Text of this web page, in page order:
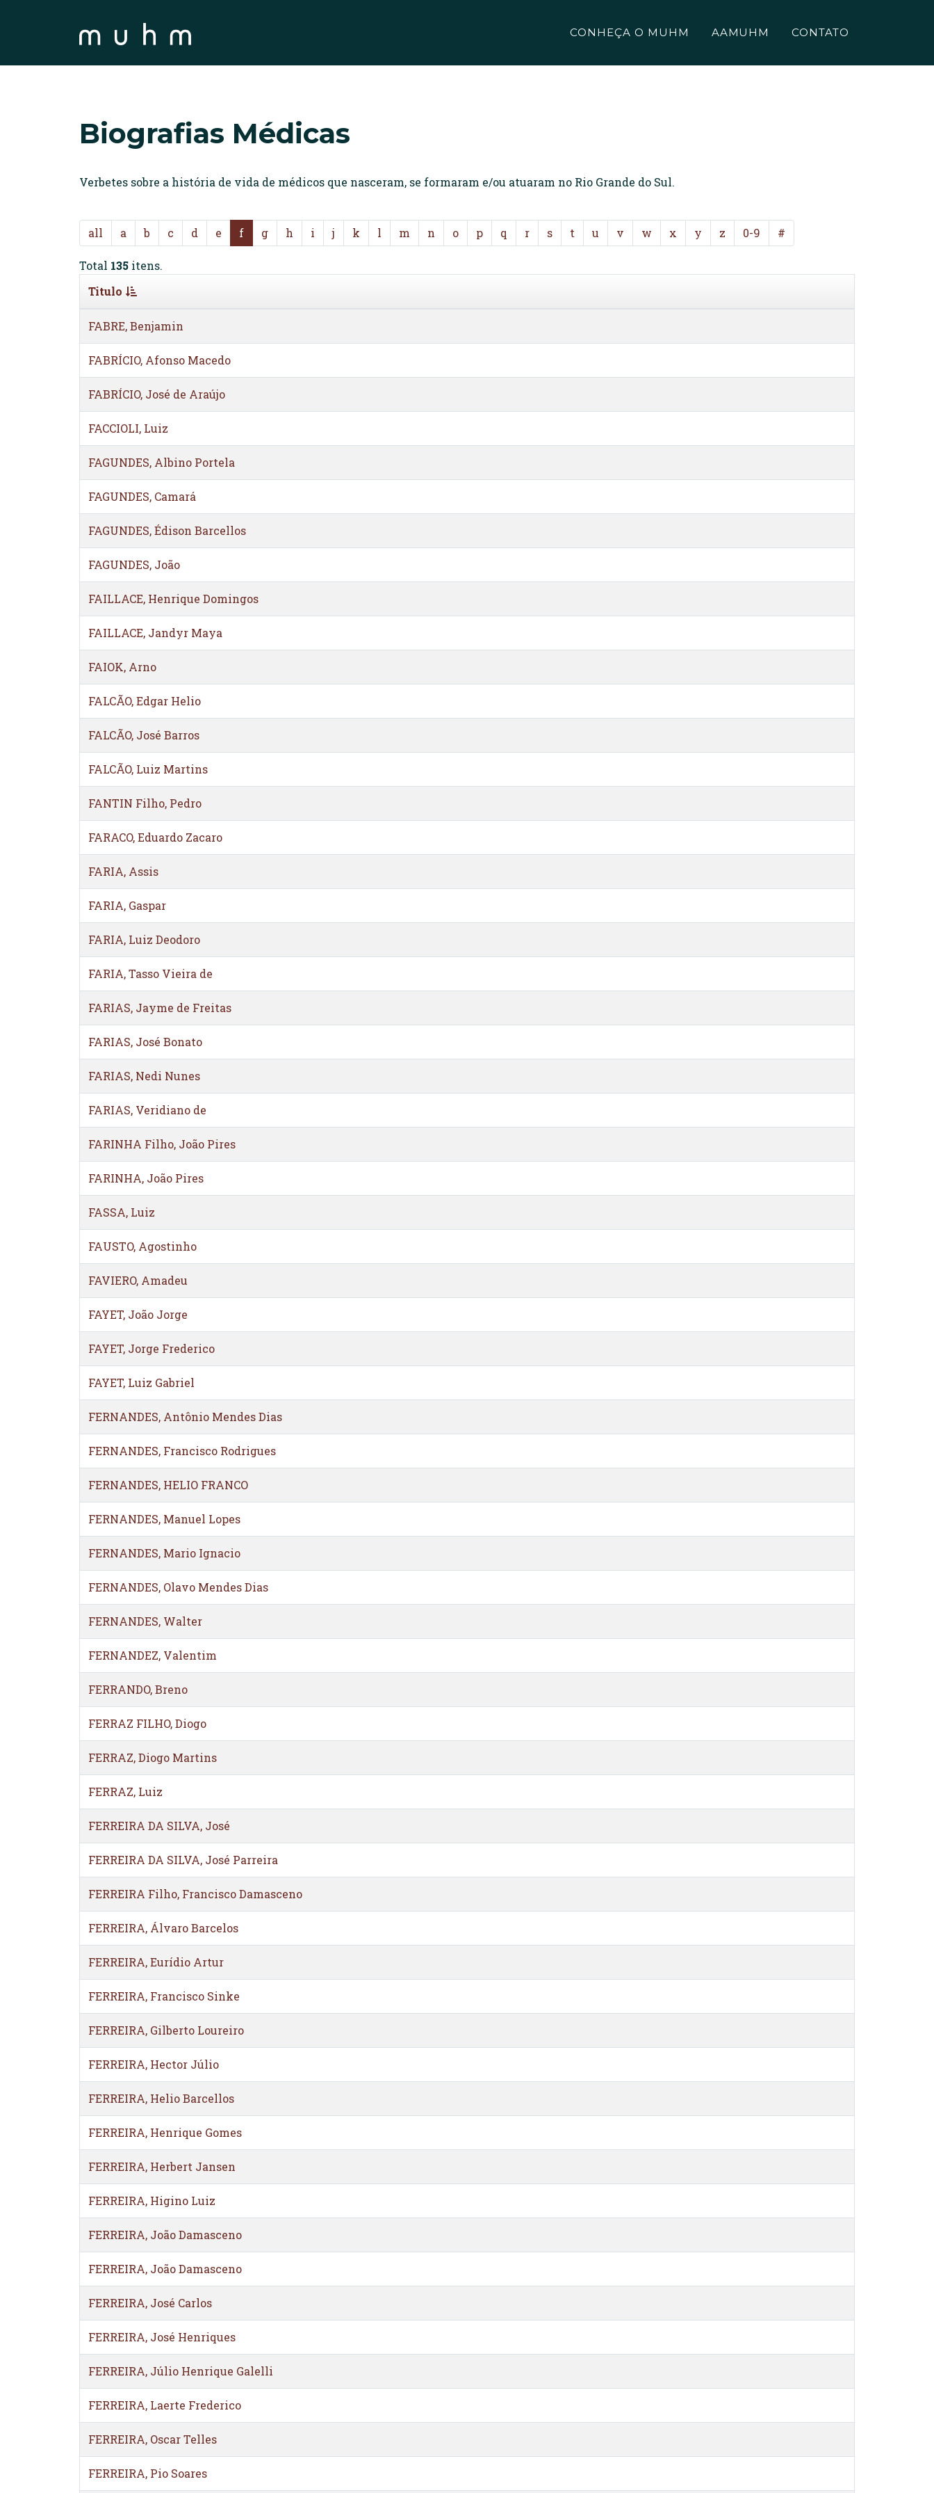
CONHEÇA O MUHM AAMUHM CONTATO
Biografias Médicas
Verbetes sobre a história de vida de médicos que nasceram, se formaram e/ou atuaram no Rio Grande do Sul.
all a b c d e f g h i j k l m n o p q r s t u v w x y z 0-9 #
Total 135 itens.
Titulo
FABRE, Benjamin
FABRÍCIO, Afonso Macedo
FABRÍCIO, José de Araújo
FACCIOLI, Luiz
FAGUNDES, Albino Portela
FAGUNDES, Camará
FAGUNDES, Édison Barcellos
FAGUNDES, João
FAILLACE, Henrique Domingos
FAILLACE, Jandyr Maya
FAIOK, Arno
FALCÃO, Edgar Helio
FALCÃO, José Barros
FALCÃO, Luiz Martins
FANTIN Filho, Pedro
FARACO, Eduardo Zacaro
FARIA, Assis
FARIA, Gaspar
FARIA, Luiz Deodoro
FARIA, Tasso Vieira de
FARIAS, Jayme de Freitas
FARIAS, José Bonato
FARIAS, Nedi Nunes
FARIAS, Veridiano de
FARINHA Filho, João Pires
FARINHA, João Pires
FASSA, Luiz
FAUSTO, Agostinho
FAVIERO, Amadeu
FAYET, João Jorge
FAYET, Jorge Frederico
FAYET, Luiz Gabriel
FERNANDES, Antônio Mendes Dias
FERNANDES, Francisco Rodrigues
FERNANDES, HELIO FRANCO
FERNANDES, Manuel Lopes
FERNANDES, Mario Ignacio
FERNANDES, Olavo Mendes Dias
FERNANDES, Walter
FERNANDEZ, Valentim
FERRANDO, Breno
FERRAZ FILHO, Diogo
FERRAZ, Diogo Martins
FERRAZ, Luiz
FERREIRA DA SILVA, José
FERREIRA DA SILVA, José Parreira
FERREIRA Filho, Francisco Damasceno
FERREIRA, Álvaro Barcelos
FERREIRA, Eurídio Artur
FERREIRA, Francisco Sinke
FERREIRA, Gilberto Loureiro
FERREIRA, Hector Júlio
FERREIRA, Helio Barcellos
FERREIRA, Henrique Gomes
FERREIRA, Herbert Jansen
FERREIRA, Higino Luiz
FERREIRA, João Damasceno
FERREIRA, João Damasceno
FERREIRA, José Carlos
FERREIRA, José Henriques
FERREIRA, Júlio Henrique Galelli
FERREIRA, Laerte Frederico
FERREIRA, Oscar Telles
FERREIRA, Pio Soares